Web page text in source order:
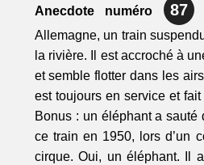
Anecdote numéro 87 :
Allemagne, un train
la rivière. Il est accroché à
et semble flotter dans les
est toujours en service et
Bonus : un éléphant a
ce train en 1950, lors d’un
cirque. Oui, un éléphant. Il